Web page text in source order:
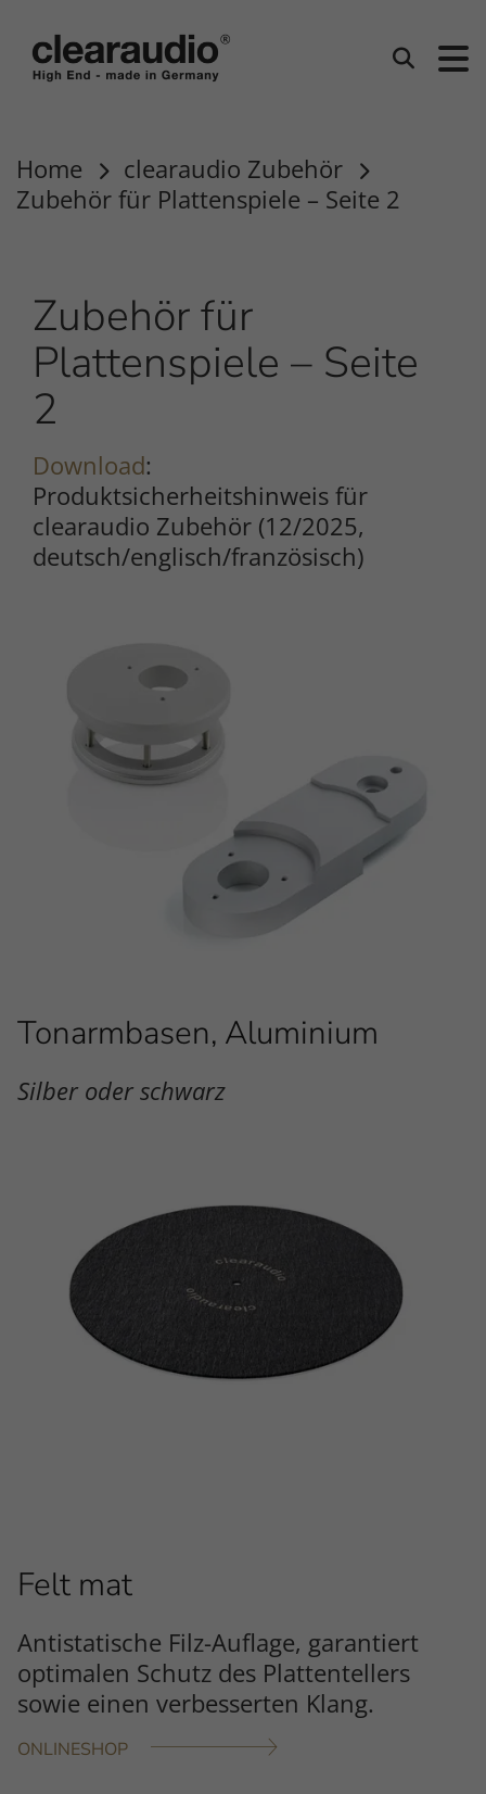
Suchen
Home
clearaudio Zubehör
Zubehör für Plattenspiele – Seite 2
Zubehör für
Plattenspiele – Seite
2
Download:
Produktsicherheitshinweis für
clearaudio Zubehör (12/2025,
deutsch/englisch/französisch)
Tonarmbasen, Aluminium
Silber oder schwarz
Felt mat
Antistatische Filz-Auflage, garantiert
optimalen Schutz des Plattentellers
sowie einen verbesserten Klang.
ONLINESHOP